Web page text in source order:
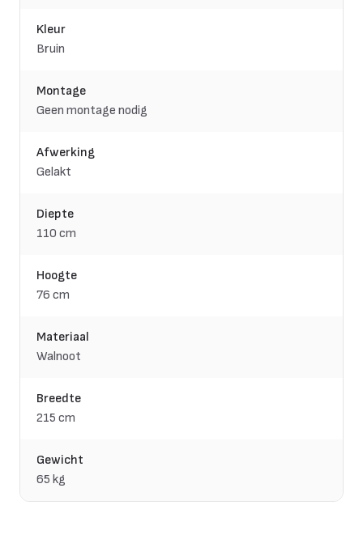
Kleur
Bruin
Montage
Geen montage nodig
Afwerking
Gelakt
Diepte
110 cm
Hoogte
76 cm
Materiaal
Walnoot
Breedte
215 cm
Gewicht
65 kg